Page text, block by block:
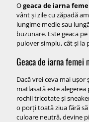
Ogeaca de iarna
vânt și zile cu zăpadă
lungime medie sau
buzunare. Este geaca
pulover simplu, cât și la
Geaca de iarna femei
Dacă vrei ceva mai ușor
matlasată este
rochii tricotate și
o porți toată ziua fără să
culoare neutră, devine